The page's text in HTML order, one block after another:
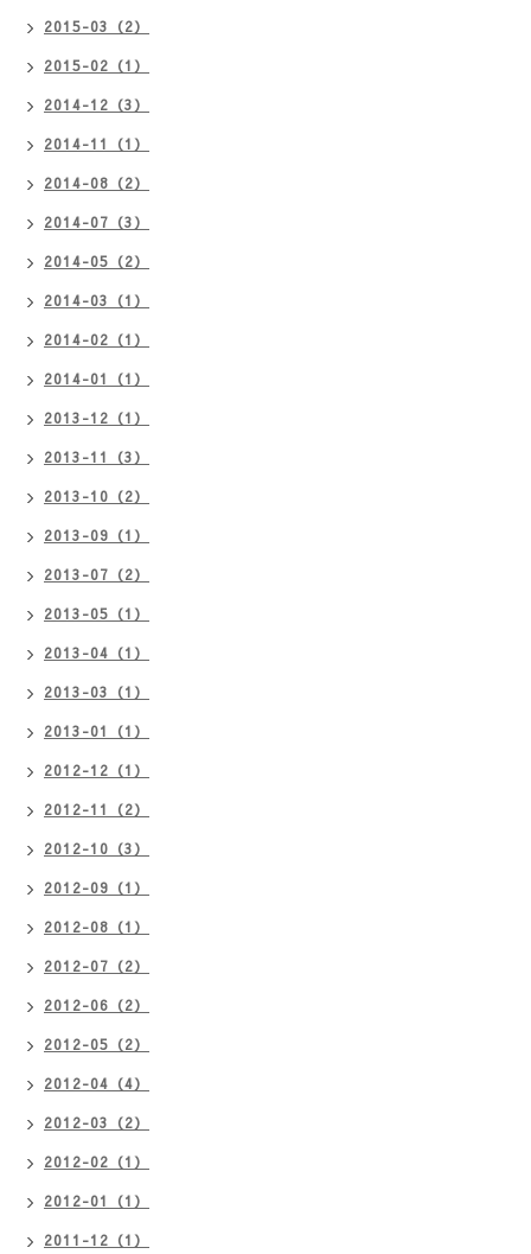
2015-03（2）
2015-02（1）
2014-12（3）
2014-11（1）
2014-08（2）
2014-07（3）
2014-05（2）
2014-03（1）
2014-02（1）
2014-01（1）
2013-12（1）
2013-11（3）
2013-10（2）
2013-09（1）
2013-07（2）
2013-05（1）
2013-04（1）
2013-03（1）
2013-01（1）
2012-12（1）
2012-11（2）
2012-10（3）
2012-09（1）
2012-08（1）
2012-07（2）
2012-06（2）
2012-05（2）
2012-04（4）
2012-03（2）
2012-02（1）
2012-01（1）
2011-12（1）